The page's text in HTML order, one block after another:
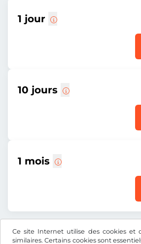
Ce site Internet utilise des cookies et
similaires. Certains cookies sont
1 jour
10 jours
1 mois
Tous les prix s’entendent TVA incluse.